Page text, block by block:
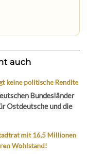
auch
keine politische Rendite
Bundesländer
Ostdeutsche und die
mit 16,5 Millionen
Wohlstand!